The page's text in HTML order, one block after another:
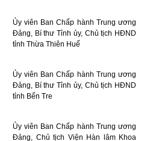
Ủy viên Ban Chấp hành Trung ương
Đảng, Bí thư Tỉnh ủy, Chủ tịch HĐND
tỉnh Thừa Thiên Huế
Ủy viên Ban Chấp hành Trung ương
Đảng, Bí thư Tỉnh ủy, Chủ tịch HĐND
tỉnh Bến Tre
Ủy viên Ban Chấp hành Trung ương
Đảng, Chủ tịch Viện Hàn lâm Khoa